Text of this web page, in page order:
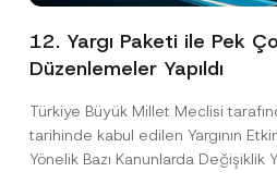
12. Yargı Paketi ile Pek
Düzenlemeler Yapıldı
Türkiye Büyük Millet Meclisi
tarihinde kabul edilen Yargının
Yönelik Bazı Kanunlarda Değişiklik